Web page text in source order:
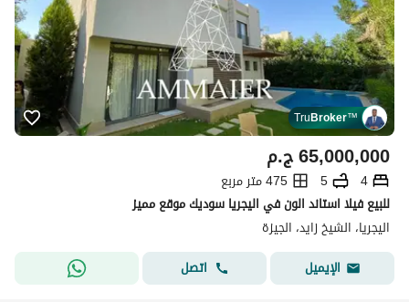
TruBroker™
ج.م65,000,000
4
5
475 متر مربع
للبيع فيلا استاند الون في اليجريا سوديك موقع مميز
اليجريا، الشيخ زايد، الجيزة
الإيميل
اتصل